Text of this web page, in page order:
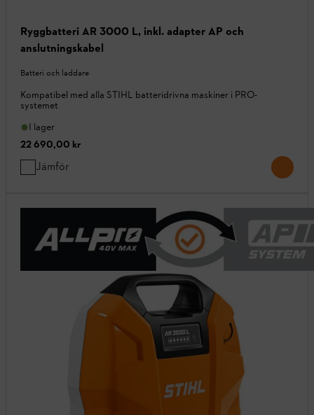
Ryggbatteri AR 3000 L, inkl. adapter AP och
anslutningskabel
Batteri och laddare
Kompatibel med alla STIHL batteridrivna maskiner i PRO-
systemet
I lager
22 690,00 kr
Jämför